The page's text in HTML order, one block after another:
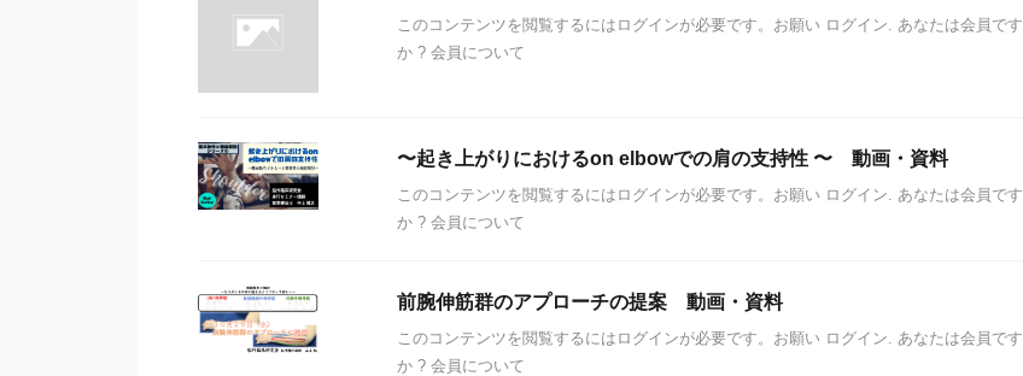
このコンテンツを閲覧するにはログインが必要です。お願い ログイン. あなたは会員です
か ? 会員について
〜起き上がりにおけるon elbowでの肩の支持性 〜 動画・資料
このコンテンツを閲覧するにはログインが必要です。お願い ログイン. あなたは会員です
か ? 会員について
前腕伸筋群のアプローチの提案 動画・資料
このコンテンツを閲覧するにはログインが必要です。お願い ログイン. あなたは会員です
か ? 会員について